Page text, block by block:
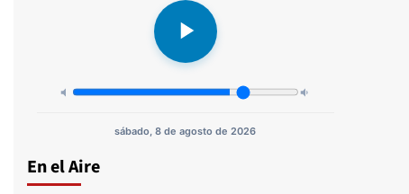
sábado, 8 de agosto de 2026
En el Aire